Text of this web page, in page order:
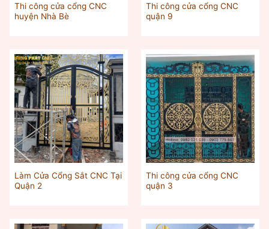
Thi công cửa cổng CNC
huyện Nhà Bè
Thi công cửa cổng CNC
quận 9
Làm Cửa Cổng Sắt CNC Tại
Quận 2
Thi công cửa cổng CNC
quận 3